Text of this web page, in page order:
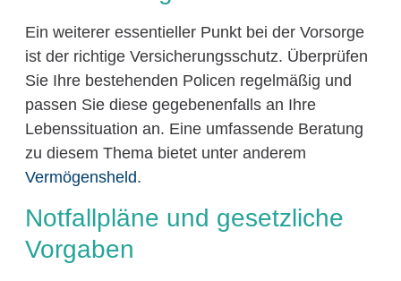
Ein weiterer essentieller Punkt bei der Vorsorge
ist der richtige Versicherungsschutz. Überprüfen
Sie Ihre bestehenden Policen regelmäßig und
passen Sie diese gegebenenfalls an Ihre
Lebenssituation an. Eine umfassende Beratung
zu diesem Thema bietet unter anderem
Vermögensheld.
Notfallpläne und gesetzliche
Vorgaben